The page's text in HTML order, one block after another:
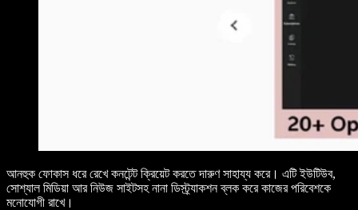
আনহুক ফোকাস ধরে রেখে কনটেন্ট ক্রিয়েট করতে দারুণ সাহায্য করে। এটি ইউটিউব,
সোশ্যাল মিডিয়া আর নিউজ সাইটসহ নানা ডিস্ট্র্যাকশন ব্লক করে কাজের পরিবেশকে
মনোযোগী রাখে।